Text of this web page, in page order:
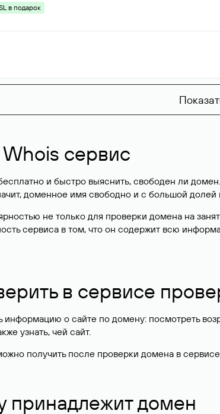
в подарок
сервис
и быстро выяснить, свободен ли
доменное имя свободно и с большой долей
не только для проверки домена на
сервиса в том, что он содержит всю
в сервисе
о сайте по домену: посмотреть
узнать, чей сайт.
получить после проверки домена в
принадлежит домен